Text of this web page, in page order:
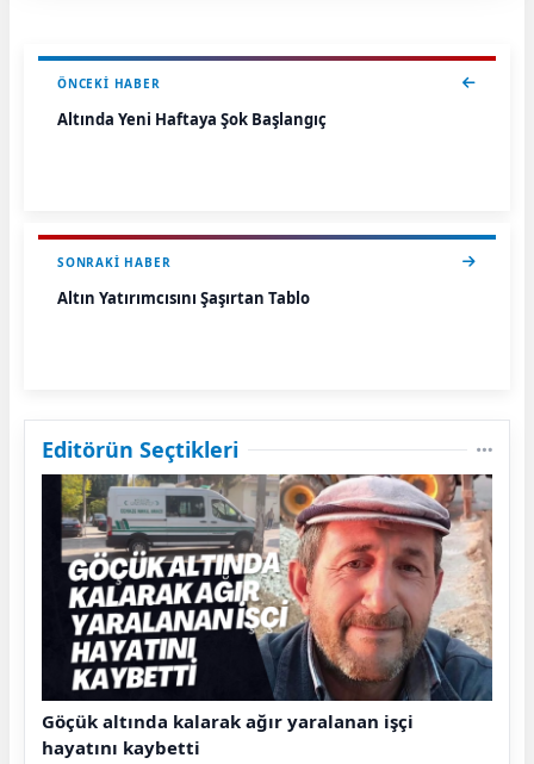
ÖNCEKI HABER
Altında Yeni Haftaya Şok Başlangıç
SONRAKI HABER
Altın Yatırımcısını Şaşırtan Tablo
Editörün Seçtikleri
Göçük altında kalarak ağır yaralanan işçi
hayatını kaybetti